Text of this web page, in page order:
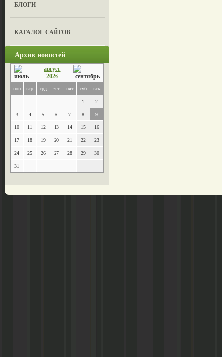
БЛОГИ
КАТАЛОГ САЙТОВ
Архив новостей
август
2026
пон втр срд чет пят суб вск
1 2
3 4 5 6 7 8 9
10 11 12 13 14 15 16
17 18 19 20 21 22 23
24 25 26 27 28 29 30
31